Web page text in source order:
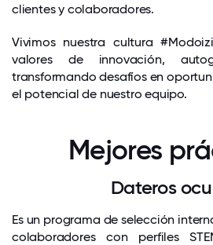
clientes y colaboradores.
Vivimos nuestra cultura
valores de innovación,
transformando desafíos en
el potencial de nuestro equipo.
Mejores
Dateros
Es un programa de selección
colaboradores con perfiles